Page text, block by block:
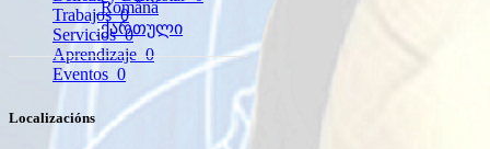
Română
ქართული
Trabajos0
Servicios0
Aprendizaje 0
Eventos 0
Localizacións